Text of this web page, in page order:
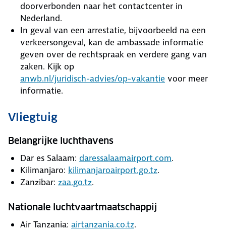
doorverbonden naar het contactcenter in
Nederland.
In geval van een arrestatie, bijvoorbeeld na een
verkeersongeval, kan de ambassade informatie
geven over de rechtspraak en verdere gang van
zaken. Kijk op
anwb.nl/juridisch-advies/op-vakantie voor meer
informatie.
Vliegtuig
Belangrijke luchthavens
Dar es Salaam: daressalaamairport.com.
Kilimanjaro: kilimanjaroairport.go.tz.
Zanzibar: zaa.go.tz.
Nationale luchtvaartmaatschappij
Air Tanzania: airtanzania.co.tz.